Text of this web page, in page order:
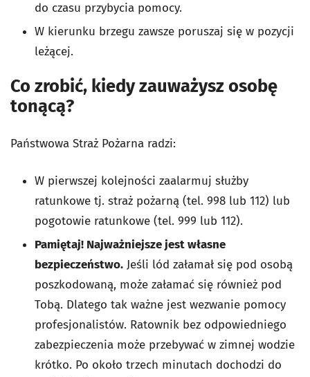
do czasu przybycia pomocy.
W kierunku brzegu zawsze poruszaj się w pozycji
leżącej.
Co zrobić, kiedy zauważysz osobę
tonącą?
Państwowa Straż Pożarna radzi:
W pierwszej kolejności zaalarmuj służby
ratunkowe tj. straż pożarną (tel. 998 lub 112) lub
pogotowie ratunkowe (tel. 999 lub 112).
Pamiętaj! Najważniejsze jest własne
bezpieczeństwo. Jeśli lód załamał się pod osobą
poszkodowaną, może załamać się również pod
Tobą. Dlatego tak ważne jest wezwanie pomocy
profesjonalistów. Ratownik bez odpowiedniego
zabezpieczenia może przebywać w zimnej wodzie
krótko. Po około trzech minutach dochodzi do